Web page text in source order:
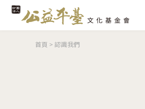
您在這裡
首頁 > 認識我們